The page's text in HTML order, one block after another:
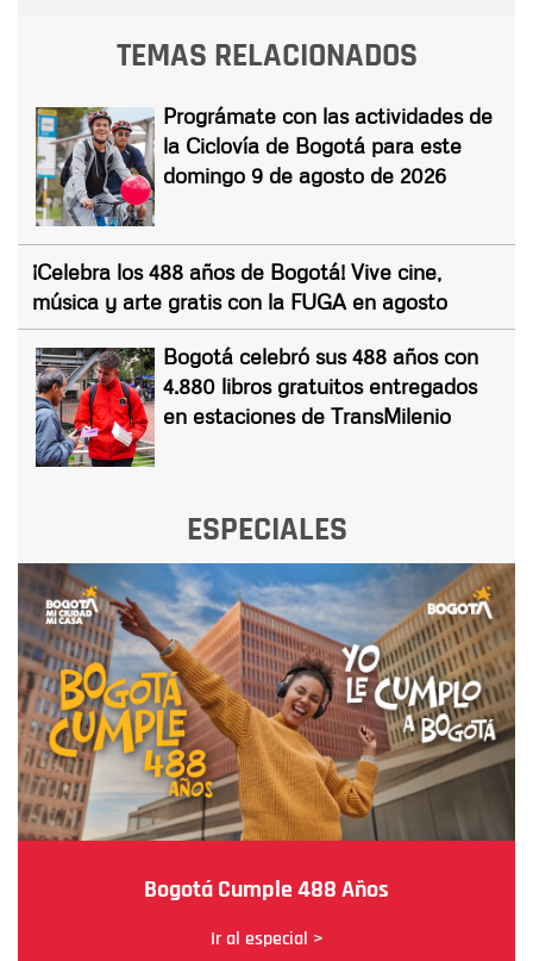
TEMAS RELACIONADOS
Prográmate con las actividades de
la Ciclovía de Bogotá para este
domingo 9 de agosto de 2026
¡Celebra los 488 años de Bogotá! Vive cine,
música y arte gratis con la FUGA en agosto
Bogotá celebró sus 488 años con
4.880 libros gratuitos entregados
en estaciones de TransMilenio
ESPECIALES
Bogotá Cumple 488 Años
Ir al especial >